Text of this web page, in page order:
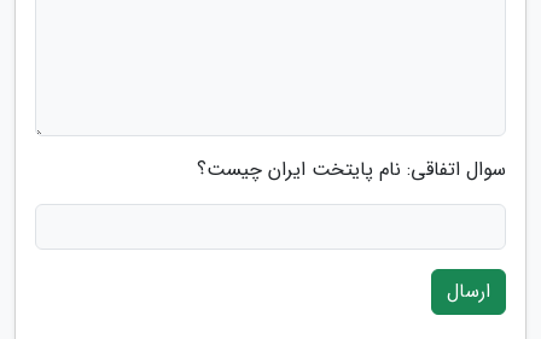
سوال اتفاقی: نام پایتخت ایران چیست؟
ارسال